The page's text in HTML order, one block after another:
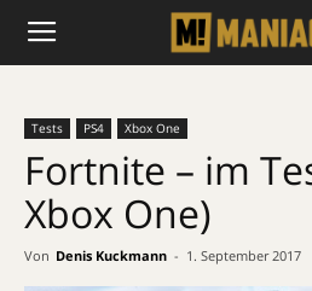
Tests PS4 Xbox One
Fortnite – im
Xbox One)
Von Denis Kuckmann - 1. September 2017